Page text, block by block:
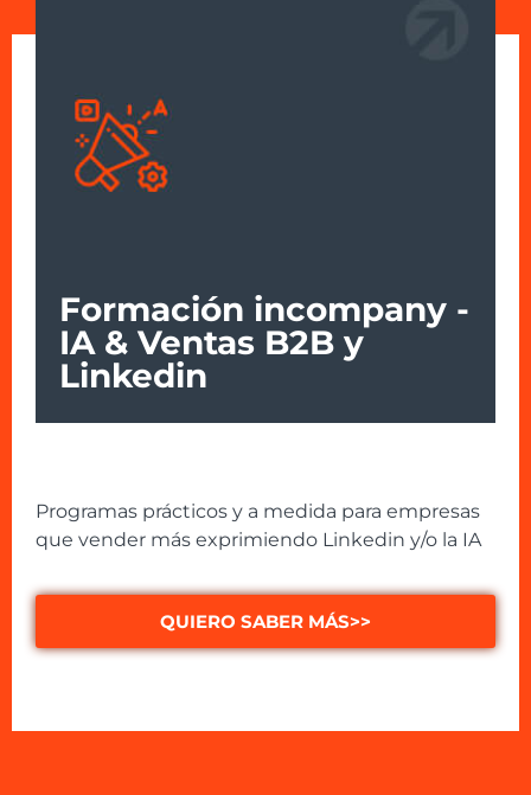
Formación incompany -
IA & Ventas B2B y
Linkedin
Programas prácticos y a medida para empresas
que vender más exprimiendo Linkedin y/o la IA
QUIERO SABER MÁS>>